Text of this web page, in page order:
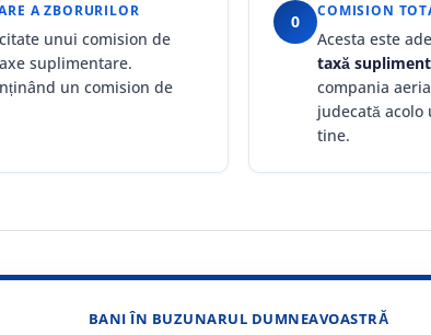
A ZBORURILOR
unui comision de
suplimentare.
un comision de
0
COMISION
Acesta este
taxă
compania
judecată
tine.
BANI ÎN BUZUNARUL DUMNEAVOASTRĂ